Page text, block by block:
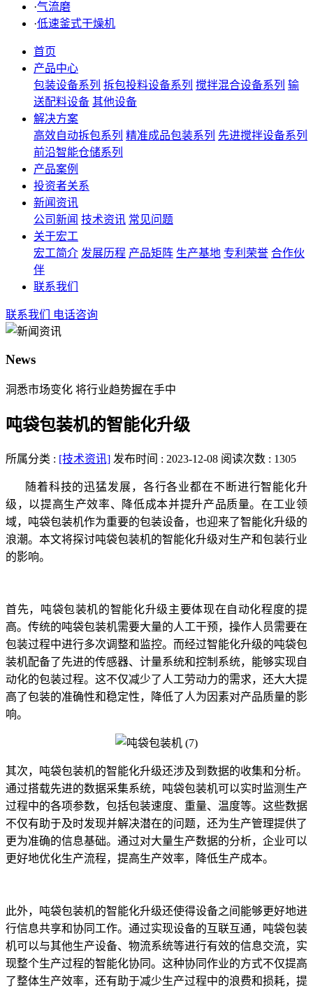
·气流磨
·低速釜式干燥机
首页
产品中心
包装设备系列 拆包投料设备系列 搅拌混合设备系列 输
送配料设备 其他设备
解决方案
高效自动拆包系列 精准成品包装系列 先进搅拌设备系列
前沿智能仓储系列
产品案例
投资者关系
新闻资讯
公司新闻 技术资讯 常见问题
关于宏工
宏工简介 发展历程 产品矩阵 生产基地 专利荣誉 合作伙
伴
联系我们
联系我们 电话咨询
News
洞悉市场变化 将行业趋势握在手中
吨袋包装机的智能化升级
所属分类 : [技术资讯] 发布时间 : 2023-12-08 阅读次数 : 1305
随着科技的迅猛发展，各行各业都在不断进行智能化升
级，以提高生产效率、降低成本并提升产品质量。在工业领
域，吨袋包装机作为重要的包装设备，也迎来了智能化升级的
浪潮。本文将探讨吨袋包装机的智能化升级对生产和包装行业
的影响。
首先，吨袋包装机的智能化升级主要体现在自动化程度的提
高。传统的吨袋包装机需要大量的人工干预，操作人员需要在
包装过程中进行多次调整和监控。而经过智能化升级的吨袋包
装机配备了先进的传感器、计量系统和控制系统，能够实现自
动化的包装过程。这不仅减少了人工劳动力的需求，还大大提
高了包装的准确性和稳定性，降低了人为因素对产品质量的影
响。
其次，吨袋包装机的智能化升级还涉及到数据的收集和分析。
通过搭载先进的数据采集系统，吨袋包装机可以实时监测生产
过程中的各项参数，包括包装速度、重量、温度等。这些数据
不仅有助于及时发现并解决潜在的问题，还为生产管理提供了
更为准确的信息基础。通过对大量生产数据的分析，企业可以
更好地优化生产流程，提高生产效率，降低生产成本。
此外，吨袋包装机的智能化升级还使得设备之间能够更好地进
行信息共享和协同工作。通过实现设备的互联互通，吨袋包装
机可以与其他生产设备、物流系统等进行有效的信息交流，实
现整个生产过程的智能化协同。这种协同作业的方式不仅提高
了整体生产效率，还有助于减少生产过程中的浪费和损耗，提